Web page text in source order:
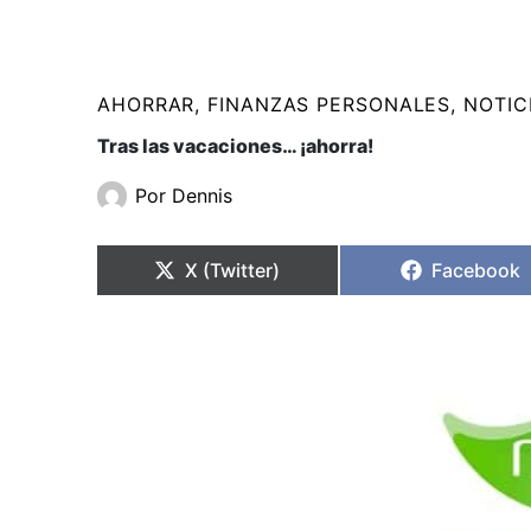
AHORRAR, FINANZAS PERSONALES,
Tras las vacaciones… ¡ahorra!
Por Dennis
en
X (Twitter)
en
Facebook
en
en